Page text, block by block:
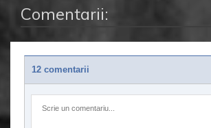
Comentarii:
12 comentarii